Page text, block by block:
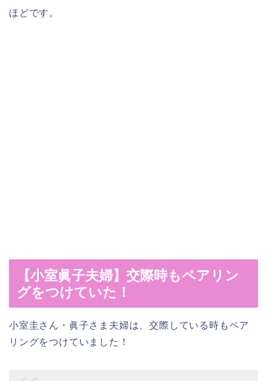
ほどです。
【小室眞子夫婦】交際時もペアリン
グをつけていた！
小室圭さん・眞子さま夫婦は、交際している時もペア
リングをつけていました！